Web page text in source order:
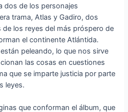
dos de los personajes
trama, Atlas y Gadiro, dos
los reyes del más próspero de
el continente Atlántida.
peleando, lo que nos sirve
las cosas en cuestiones
que se imparte justicia por parte
leyes.
que conforman el álbum, que